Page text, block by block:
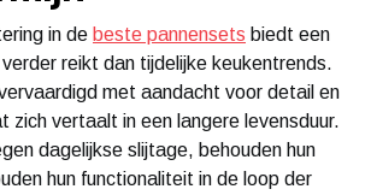
in de beste pannensets biedt een
reikt dan tijdelijke keukentrends.
met aandacht voor detail en
zich vertaalt in een langere levensduur.
dagelijkse slijtage, behouden hun
hun functionaliteit in de loop der